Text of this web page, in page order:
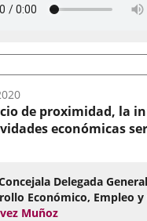
de proximidad, la
económicas
Delegada
Económico, Empleo y
Muñoz